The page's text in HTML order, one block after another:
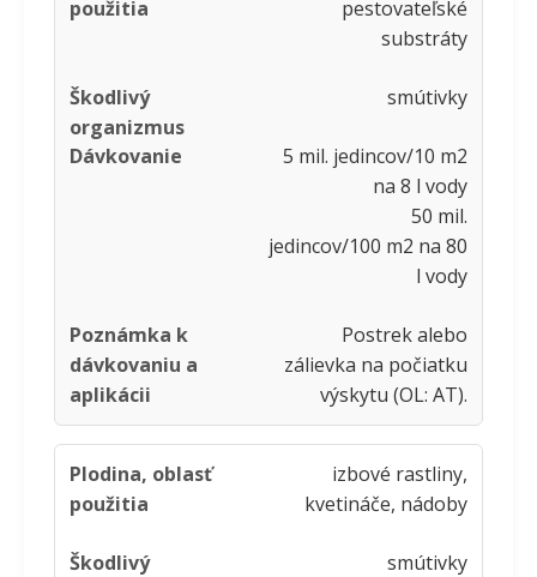
pestovateľské
substráty
smútivky
5 mil. jedincov/10 m2
na 8 l vody
50 mil.
jedincov/100 m2 na 80
l vody
Postrek alebo
zálievka na počiatku
výskytu (OL: AT).
izbové rastliny,
kvetináče, nádoby
smútivky